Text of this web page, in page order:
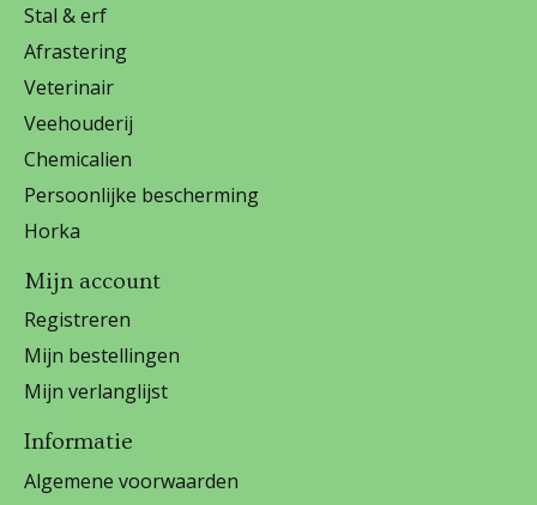
Stal & erf
Afrastering
Veterinair
Veehouderij
Chemicalien
Persoonlijke bescherming
Horka
Mijn account
Registreren
Mijn bestellingen
Mijn verlanglijst
Informatie
Algemene voorwaarden